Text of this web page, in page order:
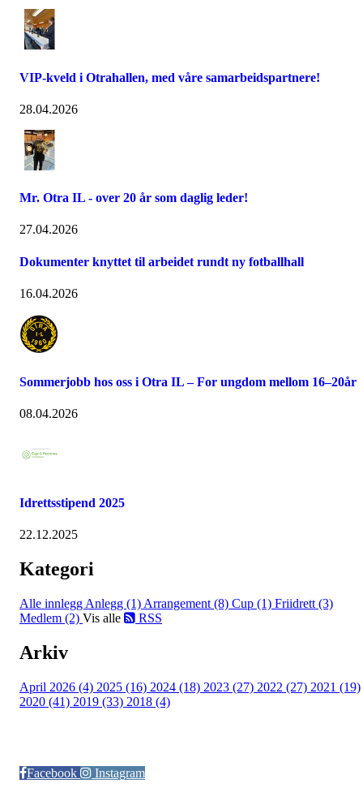
VIP-kveld i Otrahallen, med våre samarbeidspartnere!
28.04.2026
Mr. Otra IL - over 20 år som daglig leder!
27.04.2026
Dokumenter knyttet til arbeidet rundt ny fotballhall
16.04.2026
Sommerjobb hos oss i Otra IL – For ungdom mellom 16–20år
08.04.2026
Idrettsstipend 2025
22.12.2025
Kategori
Alle innlegg Anlegg (1) Arrangement (8) Cup (1) Friidrett (3)
Medlem (2) Vis alle RSS
Arkiv
April 2026 (4) 2025 (16) 2024 (18) 2023 (27) 2022 (27) 2021 (19)
2020 (41) 2019 (33) 2018 (4)
Facebook
Instagram